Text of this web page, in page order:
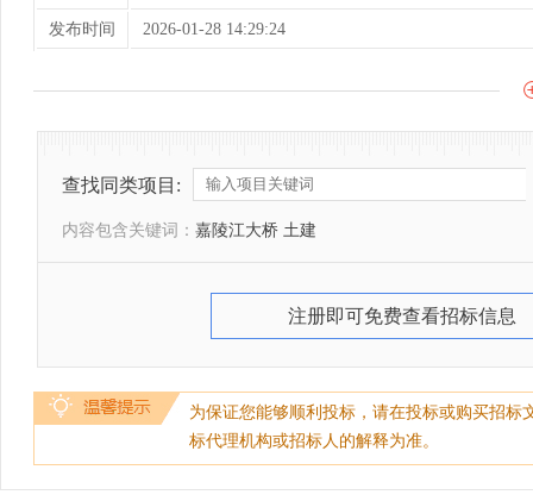
发布时间 2026-01-28 14:29:24
查找同类项目:
内容包含关键词： 嘉陵江大桥 土建
注册即可免费查看招标信息
为保证您能够顺利投标，请在投标或购买招
标代理机构或招标人的解释为准。